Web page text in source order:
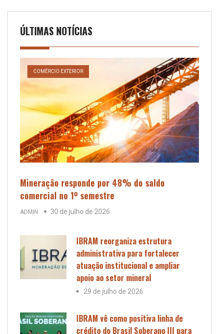
ÚLTIMAS NOTÍCIAS
COMÉRCIO EXTERIOR
Mineração responde por 48% do saldo
comercial no 1º semestre
ADMIN 30 de julho de 2026
IBRAM reorganiza estrutura
administrativa para fortalecer
atuação institucional e ampliar
apoio ao setor mineral
29 de julho de 2026
IBRAM vê como positiva linha de
crédito do Brasil Soberano III para